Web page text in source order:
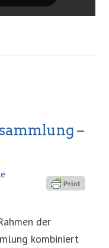
–
der
kombiniert